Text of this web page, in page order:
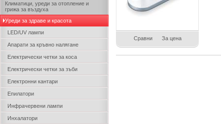
Климатици, уреди за отопление и
грижа за въздуха
Уреди за здраве и красота
LED/UV лампи
Апарати за кръвно налягане
Електрически четки за коса
Електрически четки за зъби
Електронни кантари
Епилатори
Инфрачервени лампи
Инхалатори
Сравни За цена